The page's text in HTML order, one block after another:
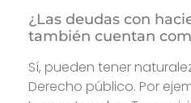
¿Las deudas con
también cuentan
Sí, pueden tener
Derecho público. Por